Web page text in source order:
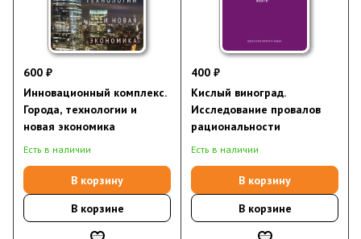
600 ₽
Инновационный комплекс.
Города, технологии и
новая экономика
Есть в наличии
В корзину
В корзине
400 ₽
Кислый виноград.
Исследование провалов
рациональности
Есть в наличии
В корзину
В корзине